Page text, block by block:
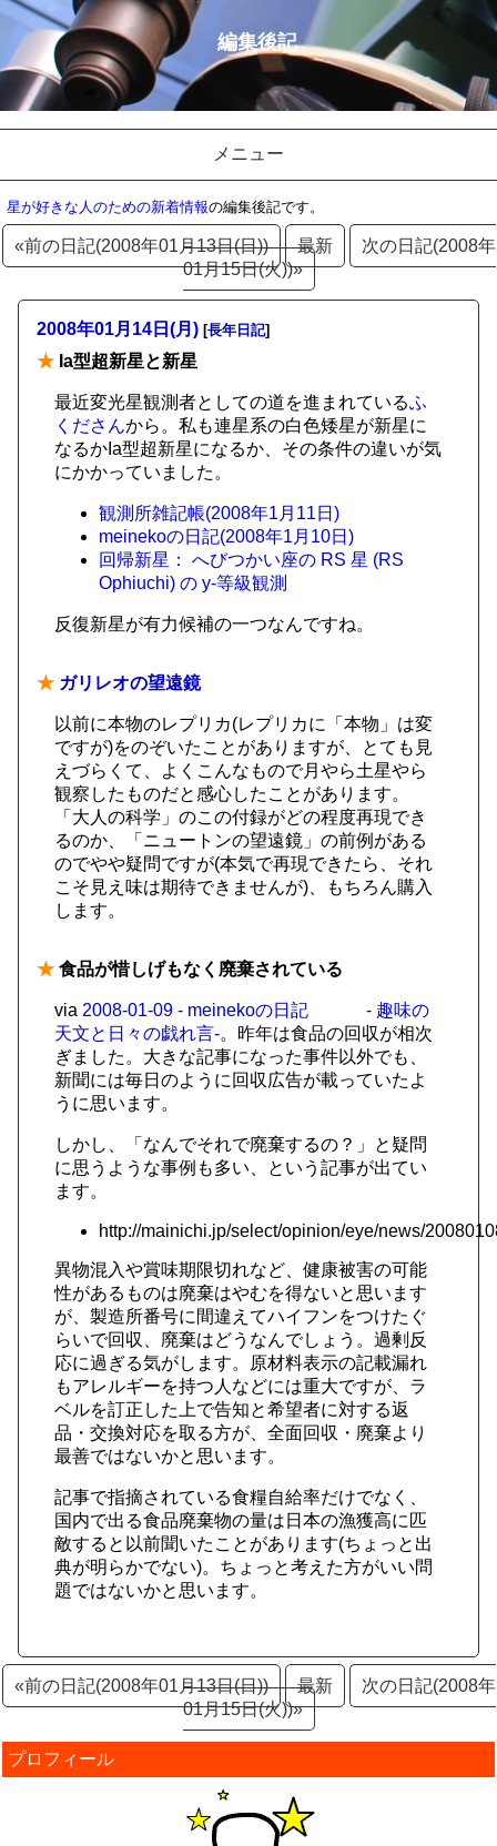
編集後記
メニュー
星が好きな人のための新着情報の編集後記です。
«前の日記(2008年01月13日(日)) 最新
次の日記(2008年
01月15日(火))»
2008年01月14日(月) [長年日記]
★ Ia型超新星と新星
最近変光星観測者としての道を進まれているふ
くださんから。私も連星系の白色矮星が新星に
なるかIa型超新星になるか、その条件の違いが気
にかかっていました。
観測所雑記帳(2008年1月11日)
meinekoの日記(2008年1月10日)
回帰新星： へびつかい座の RS 星 (RS
Ophiuchi) の y-等級観測
反復新星が有力候補の一つなんですね。
★ ガリレオの望遠鏡
以前に本物のレプリカ(レプリカに「本物」は変
ですが)をのぞいたことがありますが、とても見
えづらくて、よくこんなもので月やら土星やら
観察したものだと感心したことがあります。
「大人の科学」のこの付録がどの程度再現でき
るのか、「ニュートンの望遠鏡」の前例がある
のでやや疑問ですが(本気で再現できたら、それ
こそ見え味は期待できませんが)、もちろん購入
します。
★ 食品が惜しげもなく廃棄されている
via 2008-01-09 - meinekoの日記 - 趣味の
天文と日々の戯れ言-。昨年は食品の回収が相次
ぎました。大きな記事になった事件以外でも、
新聞には毎日のように回収広告が載っていたよ
うに思います。
しかし、「なんでそれで廃棄するの？」と疑問
に思うような事例も多い、という記事が出てい
ます。
http://mainichi.jp/select/opinion/eye/news/
異物混入や賞味期限切れなど、健康被害の可能
性があるものは廃棄はやむを得ないと思います
が、製造所番号に間違えてハイフンをつけたぐ
らいで回収、廃棄はどうなんでしょう。過剰反
応に過ぎる気がします。原材料表示の記載漏れ
もアレルギーを持つ人などには重大ですが、ラ
ベルを訂正した上で告知と希望者に対する返
品・交換対応を取る方が、全面回収・廃棄より
最善ではないかと思います。
記事で指摘されている食糧自給率だけでなく、
国内で出る食品廃棄物の量は日本の漁獲高に匹
敵すると以前聞いたことがあります(ちょっと出
典が明らかでない)。ちょっと考えた方がいい問
題ではないかと思います。
«前の日記(2008年01月13日(日)) 最新
次の日記(2008年
01月15日(火))»
プロフィール